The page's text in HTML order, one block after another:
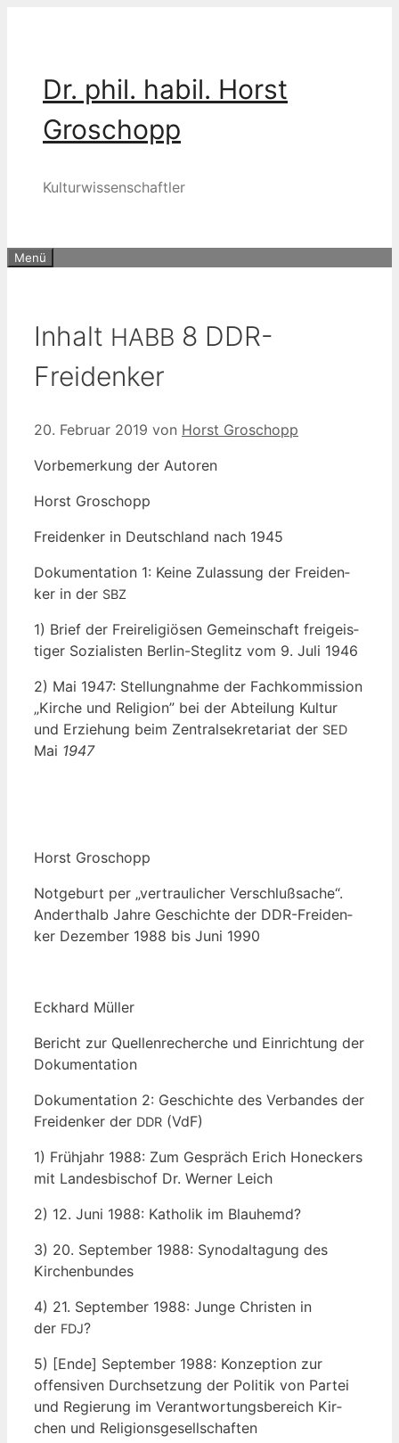
Dr. phil. habil. Horst
Groschopp
Kulturwissenschaftler
Menü
Inhalt HABB 8 DDR-
Freidenker
20. Februar 2019 von Horst Groschopp
Vor­be­mer­kung der Autoren
Horst Gro­schopp
Frei­den­ker in Deutsch­land nach 1945
Doku­men­ta­ti­on 1: Kei­ne Zulas­sung der Frei­den­
ker in der SBZ
1) Brief der Frei­re­li­giö­sen Gemein­schaft frei­geis­
ti­ger Sozia­lis­ten Ber­lin-Ste­glitz vom 9. Juli 1946
2) Mai 1947: Stel­lung­nah­me der Fach­kom­mis­si­on
„Kir­che und Reli­gi­on” bei der Abtei­lung Kul­tur
und Erzie­hung beim Zen­tral­se­kre­ta­ri­at der SED
Mai 1947
Horst Gro­schopp
Not­ge­burt per „ver­trau­li­cher Ver­schluß­sa­che“.
Andert­halb Jah­re Geschich­te der DDR-Frei­den­
ker Dezem­ber 1988 bis Juni 1990
Eck­hard Müller
Bericht zur Quel­len­re­cher­che und Ein­rich­tung der
Dokumentation
Doku­men­ta­ti­on 2: Geschich­te des Ver­ban­des der
Frei­den­ker der DDR (VdF)
1) Früh­jahr 1988: Zum Gespräch Erich Hon­eckers
mit Lan­des­bi­schof Dr. Wer­ner Leich
2) 12. Juni 1988: Katho­lik im Blauhemd?
3) 20. Sep­tem­ber 1988: Syn­odal­ta­gung des
Kirchenbundes
4) 21. Sep­tem­ber 1988: Jun­ge Chris­ten in
der FDJ?
5) [Ende] Sep­tem­ber 1988: Kon­zep­ti­on zur
offen­si­ven Durch­set­zung der Poli­tik von Par­tei
und Regie­rung im Ver­ant­wor­tungs­be­reich Kir­
chen und Religionsgesellschaften